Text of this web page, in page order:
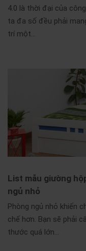
4.0 là thời đại của
ta đa số đều phải
trí một…
List mẫu giường
ngủ nhỏ
Phòng ngủ nhỏ khiến
chế hơn. Bạn sẽ phải
thước quá lớn…